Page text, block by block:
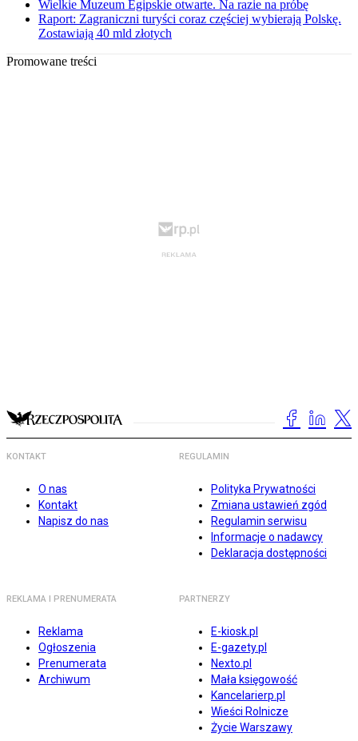
Wielkie Muzeum Egipskie otwarte. Na razie na próbę
Raport: Zagraniczni turyści coraz częściej wybierają Polskę.
Zostawiają 40 mld złotych
Promowane treści
KONTAKT
O nas
Kontakt
Napisz do nas
REGULAMIN
Polityka Prywatności
Zmiana ustawień zgód
Regulamin serwisu
Informacje o nadawcy
Deklaracja dostępności
REKLAMA I PRENUMERATA
Reklama
Ogłoszenia
Prenumerata
Archiwum
PARTNERZY
E-kiosk.pl
E-gazety.pl
Nexto.pl
Mała księgowość
Kancelarierp.pl
Wieści Rolnicze
Życie Warszawy